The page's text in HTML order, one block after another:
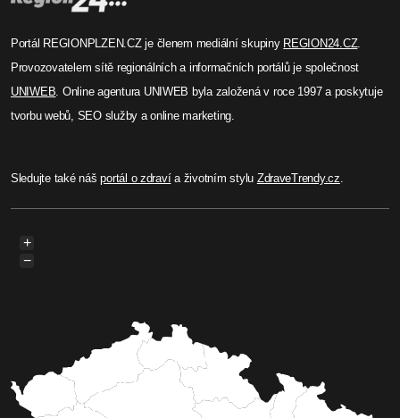
Portál REGIONPLZEN.CZ je členem mediální skupiny REGION24.CZ.
Provozovatelem sítě regionálních a informačních portálů je společnost
UNIWEB . Online agentura UNIWEB byla založená v roce 1997 a poskytuje
tvorbu webů, SEO služby a online marketing.
Sledujte také nášportál o zdravía životním stylu ZdraveTrendy.cz
+
−